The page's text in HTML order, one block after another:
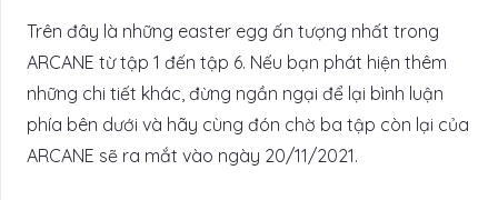
Trên đây là những easter egg ấn tượng nhất trong
ARCANE từ tập 1 đến tập 6. Nếu bạn phát hiện thêm
những chi tiết khác, đừng ngần ngại để lại bình luận
phía bên dưới và hãy cùng đón chờ ba tập còn lại của
ARCANE sẽ ra mắt vào ngày 20/11/2021.